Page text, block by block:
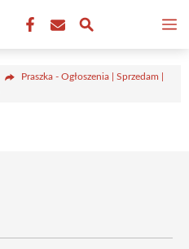
Praszka - Ogłoszenia | Sprzedam |